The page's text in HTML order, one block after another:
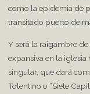
como la epidemia de
transitado puerto de
Y será la raigambre
expansiva en la
singular, que dará
Tolentino o “Siete